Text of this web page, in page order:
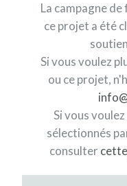
La campagne
ce projet a été
Si vous voulez
ou ce projet,
Si vous
sélectionnés
consulter